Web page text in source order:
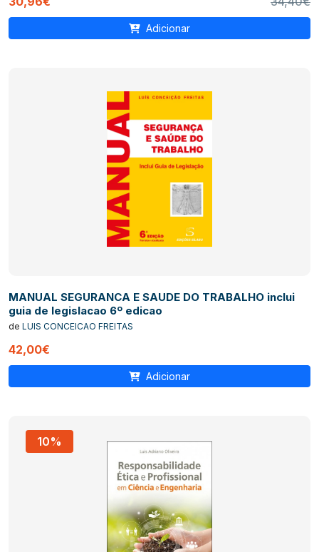
Adicionar
MANUAL SEGURANCA E SAUDE DO TRABALHO inclui
guia de legislacao 6º edicao
de LUIS CONCEICAO FREITAS
42,00€
Adicionar
10%